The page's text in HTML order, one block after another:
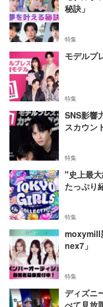
秘訣」
特集
モデルプ
特集
SNS影響
スカウン
特集
"史上最
たっぷり
特集
moxymill
nex7」
特集
ディズニ
べて見放